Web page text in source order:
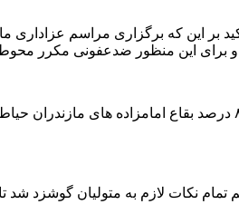
بر این که برگزاری مراسم
و برای این منظور ضدعفونی مکرر
حجت الاسلام ابراهیم حیدری جناسمی افزود :با توجه به این
نکات لازم به متولیان گوشزد شد